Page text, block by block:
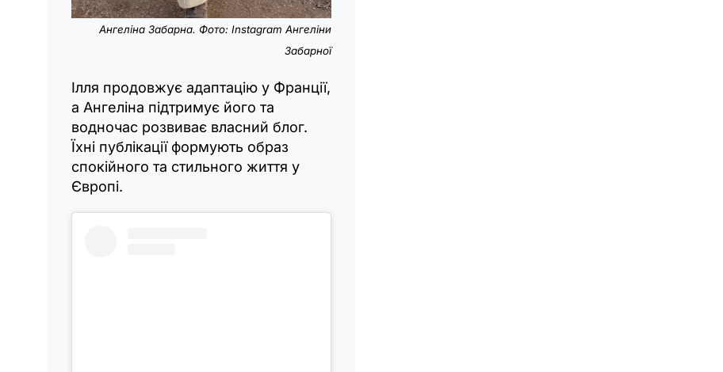
Ангеліна Забарна. Фото: Instagram Ангеліни
Забарної
Ілля продовжує адаптацію у Франції,
а Ангеліна підтримує його та
водночас розвиває власний блог.
Їхні публікації формують образ
спокійного та стильного життя у
Європі.